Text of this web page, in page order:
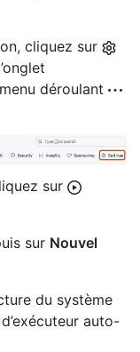
cliquez sur
déroulant
sur
sur Nouvel
du système
auto-